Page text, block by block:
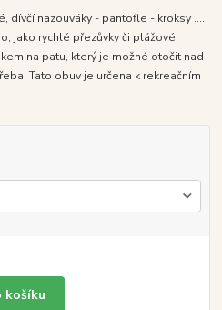
dívčí nazouváky - pantofle - kroksy ....
jako rychlé přezůvky či plážové
na patu, který je možné otočit nad
Tato obuv je určena k rekreačním
košíku